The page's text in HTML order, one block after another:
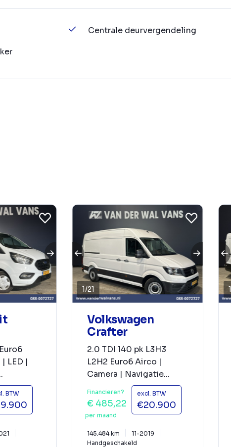
Centrale deurvergendeling
LED |
BTW
1/21
Volkswagen
Crafter
2.0 TDI 140 pk L3H3
L2H2 Euro6 Airco |
Camera | Navigatie...
Financieren?
€ 485,22
per maand
excl. BTW
€20.900
145.484 km
11-2019
Handgeschakeld
1